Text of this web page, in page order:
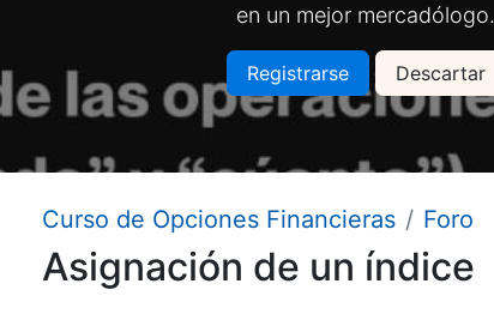
en un mejor mercadólogo.
Registrarse Descartar
Curso de Opciones Financieras Foro
Asignación de un índice